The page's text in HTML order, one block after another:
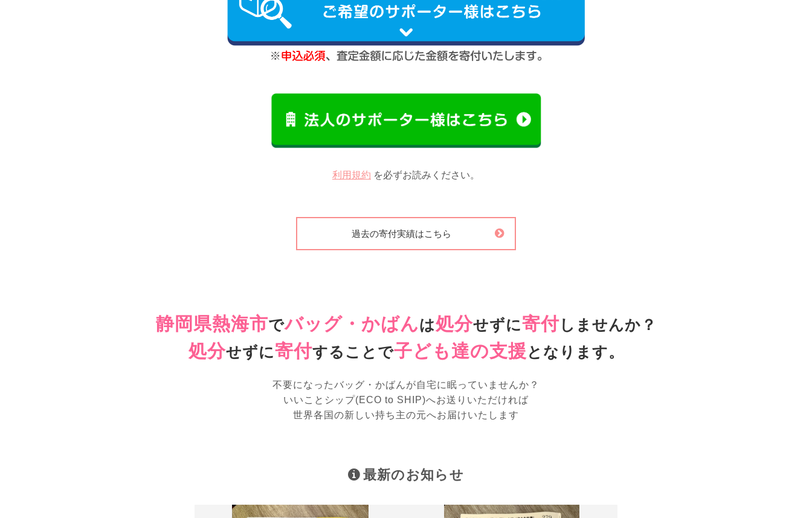
利用規約 を必ずお読みください。
過去の寄付実績はこちら
静岡県熱海市でバッグ・かばんは処分せずに寄付しませんか？
処分せずに寄付することで子ども達の支援 となります。
不要になったバッグ・かばんが自宅に眠っていませんか？
いいことシップ(ECO to SHIP)へお送りいただければ
世界各国の新しい持ち主の元へお届けいたします
最新のお知らせ